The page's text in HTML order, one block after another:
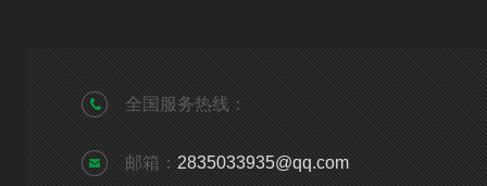
全国服务热线：
邮箱： 2835033935@qq.com